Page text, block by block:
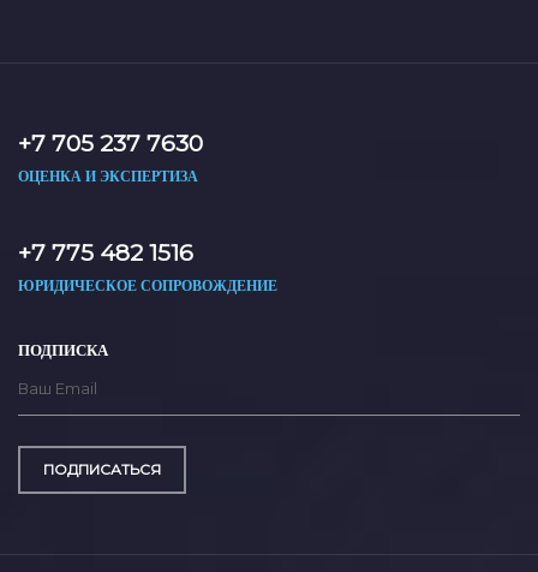
+7 705 237 7630
ОЦЕНКА И ЭКСПЕРТИЗА
+7 775 482 1516
ЮРИДИЧЕСКОЕ СОПРОВОЖДЕНИЕ
ПОДПИСКА
ПОДПИСАТЬСЯ